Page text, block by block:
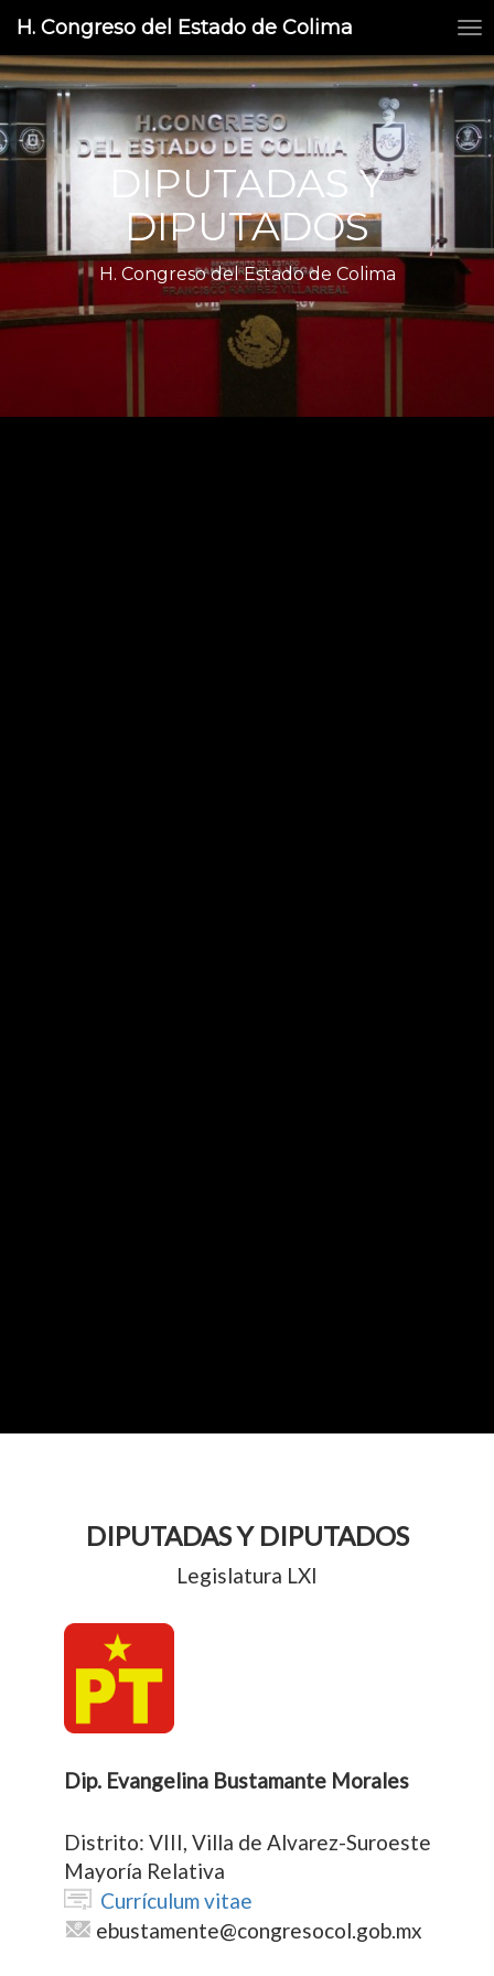
H. Congreso del Estado de Colima
DIPUTADAS Y
DIPUTADOS
H. Congreso del Estado de Colima
DIPUTADAS Y DIPUTADOS
Legislatura LXI
Dip. Evangelina Bustamante Morales
Distrito: VIII, Villa de Alvarez-Suroeste
Mayoría Relativa
Currículum vitae
ebustamente@congresocol.gob.mx